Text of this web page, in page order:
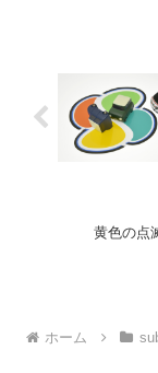
黄色の点
ホーム